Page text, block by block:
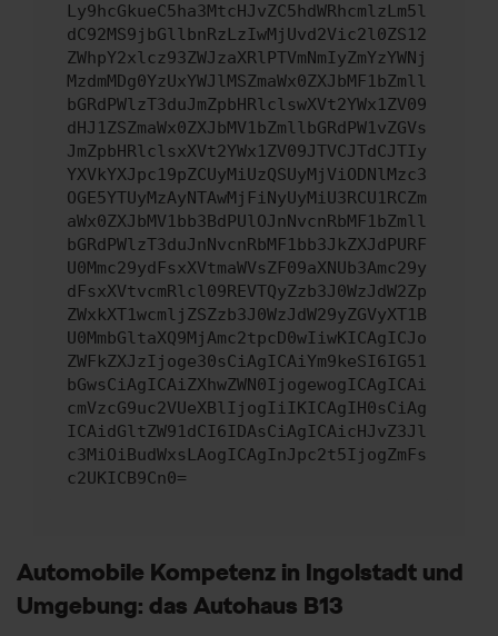
Ly9hcGkueC5ha3MtcHJvZC5hdWRhcmlzLm5l
dC92MS9jbGllbnRzLzIwMjUvd2Vic2l0ZS12
ZWhpY2xlcz93ZWJzaXRlPTVmNmIyZmYzYWNj
MzdmMDg0YzUxYWJlMSZmaWx0ZXJbMF1bZmll
bGRdPWlzT3duJmZpbHRlclswXVt2YWx1ZV09
dHJ1ZSZmaWx0ZXJbMV1bZmllbGRdPW1vZGVs
JmZpbHRlclsxXVt2YWx1ZV09JTVCJTdCJTIy
YXVkYXJpc19pZCUyMiUzQSUyMjViODNlMzc3
OGE5YTUyMzAyNTAwMjFiNyUyMiU3RCU1RCZm
aWx0ZXJbMV1bb3BdPUlOJnNvcnRbMF1bZmll
bGRdPWlzT3duJnNvcnRbMF1bb3JkZXJdPURF
U0Mmc29ydFsxXVtmaWVsZF09aXNUb3Amc29y
dFsxXVtvcmRlcl09REVTQyZzb3J0WzJdW2Zp
ZWxkXT1wcmljZSZzb3J0WzJdW29yZGVyXT1B
U0MmbGltaXQ9MjAmc2tpcD0wIiwKICAgICJo
ZWFkZXJzIjoge30sCiAgICAiYm9keSI6IG51
bGwsCiAgICAiZXhwZWN0IjogewogICAgICAi
cmVzcG9uc2VUeXBlIjogIiIKICAgIH0sCiAg
ICAidGltZW91dCI6IDAsCiAgICAicHJvZ3Jl
c3MiOiBudWxsLAogICAgInJpc2t5IjogZmFs
c2UKICB9Cn0=
Automobile Kompetenz in Ingolstadt und
Umgebung: das Autohaus B13